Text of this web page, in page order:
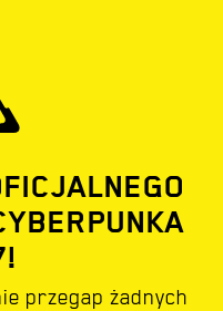
przegap żadnych